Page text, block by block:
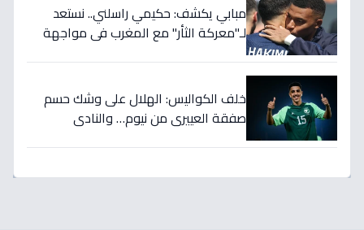
مبابي يكشف: حكيمي راسلني.. نستعد
لـ"معركة الثأر" مع المغرب في مواجهة
خلف الكواليس: الهلال على وشك حسم
صفقة العييري من نيوم… والنادي